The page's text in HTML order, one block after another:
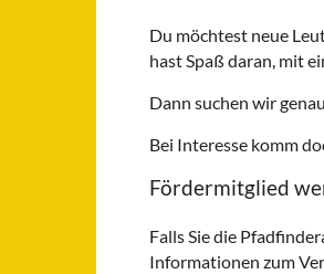
Du möchtest neue
hast Spaß daran, mit
Dann suchen wir
Bei Interesse komm
Fördermitglied
Falls Sie die
Informationen zum